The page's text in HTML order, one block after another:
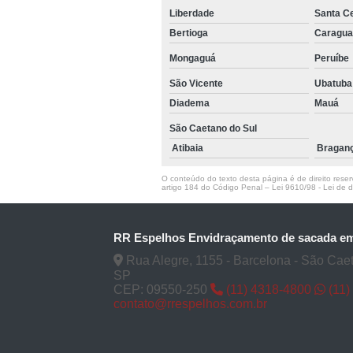
Liberdade Santa
Bertioga
Mongaguá Peruíbe
São Vicente
Ubatuba
Diadema
Mauá
São Caetano do Sul
Atibaia
O conteúdo do texto desta página é de direito
artigo 184 do Código Penal – Lei 9610/98 - Lei de
RR Espelhos Envidraçamento de sacada
Rua Alegre, 1155 - Barcelona - São
SP
CEP: 09550-250
(11) 4318-4800
(11)
contato@rrespelhos.com.br